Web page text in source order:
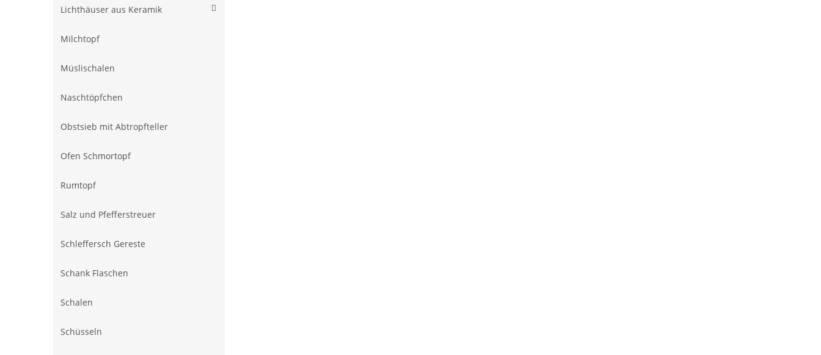
Lichthäuser aus Keramik
Milchtopf
Müslischalen
Naschtöpfchen
Obstsieb mit Abtropfteller
Ofen Schmortopf
Rumtopf
Salz und Pfefferstreuer
Schleffersch Gereste
Schank Flaschen
Schalen
Schüsseln